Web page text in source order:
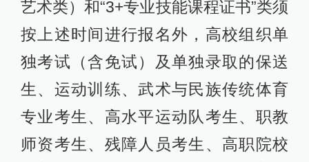
艺术类）和“3+专业技能课程证书”类须
按上述时间进行报名外，高校组织单
独考试（含免试）及单独录取的保送
生、运动训练、武术与民族传统体育
专业考生、高水平运动队考生、职教
师资考生、残障人员考生、高职院校